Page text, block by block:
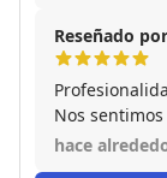
Reseñado
Nos
los procesos
hace